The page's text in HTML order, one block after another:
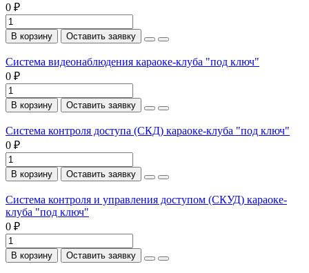
0 ₽
В корзину Оставить заявку
Система видеонаблюдения караоке-клуба "под ключ"
0 ₽
В корзину Оставить заявку
Система контроля доступа (СКД) караоке-клуба "под ключ"
0 ₽
В корзину Оставить заявку
Система контроля и управления доступом (СКУД) караоке-
клуба "под ключ"
0 ₽
В корзину Оставить заявку